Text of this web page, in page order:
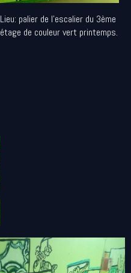
Lieu: palier de l'escalier du 3ème
étage de couleur vert printemps.